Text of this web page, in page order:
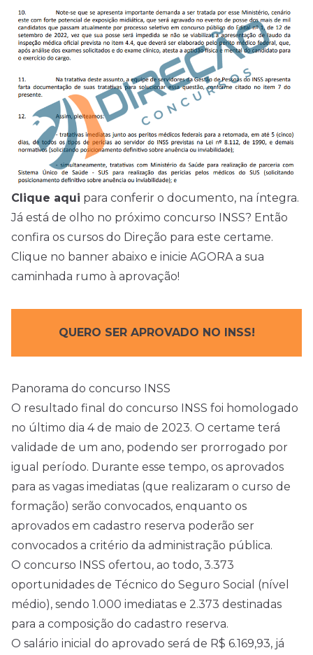
Clique aqui para conferir o documento, na íntegra.
Já está de olho no próximo concurso INSS? Então
confira os cursos do Direção para este certame.
Clique no banner abaixo e inicie AGORA a sua
caminhada rumo à aprovação!
QUERO SER APROVADO NO INSS!
Panorama do concurso INSS
O resultado final do concurso INSS foi homologado
no último dia 4 de maio de 2023. O certame terá
validade de um ano, podendo ser prorrogado por
igual período. Durante esse tempo, os aprovados
para as vagas imediatas (que realizaram o curso de
formação) serão convocados, enquanto os
aprovados em cadastro reserva poderão ser
convocados a critério da administração pública.
O concurso INSS ofertou, ao todo, 3.373
oportunidades de Técnico do Seguro Social (nível
médio), sendo 1.000 imediatas e 2.373 destinadas
para a composição do cadastro reserva.
O salário inicial do aprovado será de R$ 6.169,93, já